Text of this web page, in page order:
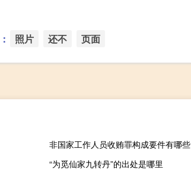
照片 还不 页面
非国家工作人员收贿罪构成要件有哪些
“为觅仙家九转丹”的出处是哪里